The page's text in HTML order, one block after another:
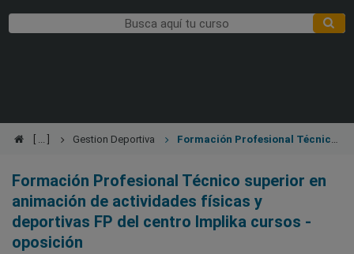
Gestion Deportiva
Formación Profesional Técnico superior en
animación de actividades físicas y
deportivas FP del centro Implika cursos -
oposición